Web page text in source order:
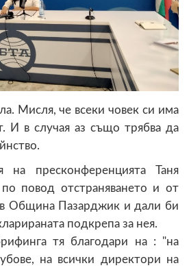
Мисля, че всеки човек си има
И в случая аз също трябва да
на пресконференцията Таня
повод отстраняването и от
в Община Пазарджик и дали би
подкрепа за нея.
тя благодари на : "на
на всички директори на